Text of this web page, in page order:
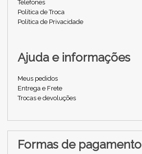
Telefones
Política de Troca
Política de Privacidade
Ajuda e informações
Meus pedidos
Entrega e Frete
Trocas e devoluções
Formas de pagamento